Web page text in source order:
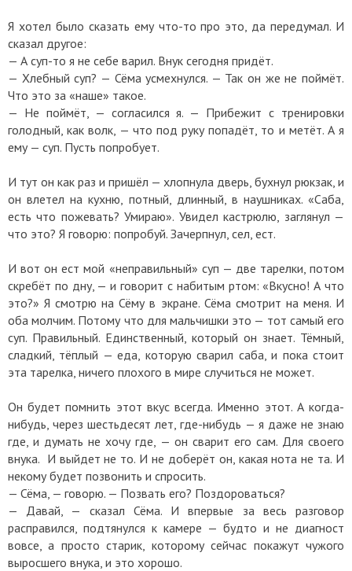
Я хотел было сказать ему что-то про это, да передумал. И
сказал другое:
— А суп-то я не себе варил. Внук сегодня придёт.
— Хлебный суп? — Сёма усмехнулся. — Так он же не поймёт.
Что это за «наше» такое.
— Не поймёт, — согласился я. — Прибежит с тренировки
голодный, как волк, — что под руку попадёт, то и метёт. А я
ему — суп. Пусть попробует.
И тут он как раз и пришёл — хлопнула дверь, бухнул рюкзак, и
он влетел на кухню, потный, длинный, в наушниках. «Саба,
есть что пожевать? Умираю». Увидел кастрюлю, заглянул —
что это? Я говорю: попробуй. Зачерпнул, сел, ест.
И вот он ест мой «неправильный» суп — две тарелки, потом
скребёт по дну, — и говорит с набитым ртом: «Вкусно! А что
это?» Я смотрю на Сёму в экране. Сёма смотрит на меня. И
оба молчим. Потому что для мальчишки это — тот самый его
суп. Правильный. Единственный, который он знает. Тёмный,
сладкий, тёплый — еда, которую сварил саба, и пока стоит
эта тарелка, ничего плохого в мире случиться не может.
Он будет помнить этот вкус всегда. Именно этот. А когда-
нибудь, через шестьдесят лет, где-нибудь — я даже не знаю
где, и думать не хочу где, — он сварит его сам. Для своего
внука. И выйдет не то. И не доберёт он, какая нота не та. И
некому будет позвонить и спросить.
— Сёма, — говорю. — Позвать его? Поздороваться?
— Давай, — сказал Сёма. И впервые за весь разговор
расправился, подтянулся к камере — будто и не диагност
вовсе, а просто старик, которому сейчас покажут чужого
выросшего внука, и это хорошо.